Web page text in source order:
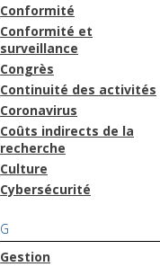
Conformité
Conformité et
surveillance
Congrès
Continuité des activités
Coronavirus
Coûts indirects de la
recherche
Culture
Cybersécurité
G
Gestion